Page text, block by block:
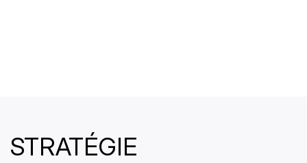
STRATÉGIE